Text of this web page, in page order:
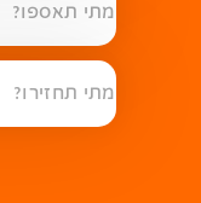
מתי תאספו?
מתי תחזירו?